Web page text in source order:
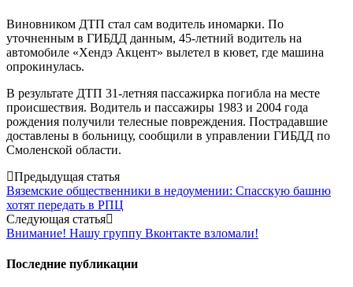
Виновником ДТП стал сам водитель иномарки. По
уточненным в ГИБДД данным, 45-летний водитель на
автомобиле «Хендэ Акцент» вылетел в кювет, где машина
опрокинулась.
В результате ДТП 31-летняя пассажирка погибла на месте
происшествия. Водитель и пассажиры 1983 и 2004 года
рождения получили телесные повреждения. Пострадавшие
доставлены в больницу, сообщили в управлении ГИБДД по
Смоленской области.
Post
navigation
Предыдущая статья
Вяземские общественники в недоумении: Спасскую башню
хотят передать в РПЦ
Следующая статья
Внимание! Нашу группу Вконтакте взломали!
Последние публикации